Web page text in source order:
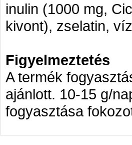
inulin (1000 mg,
kivont), zselatin,
Figyelmeztetés
A termék
ajánlott. 10-15 g/
fogyasztása